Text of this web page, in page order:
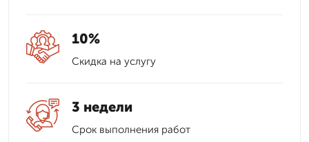
10%
Скидка на услугу
3 недели
Срок выполнения работ